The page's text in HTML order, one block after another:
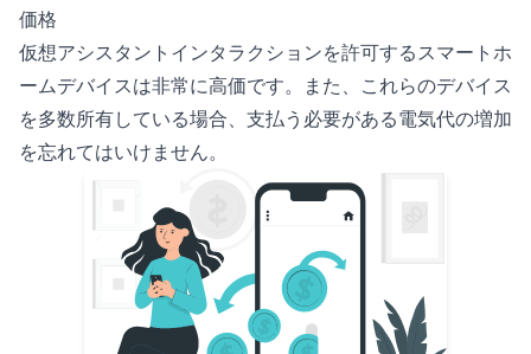
価格
仮想アシスタントインタラクションを許可するスマートホ
ームデバイスは非常に高価です。また、これらのデバイス
を多数所有している場合、支払う必要がある電気代の増加
を忘れてはいけません。